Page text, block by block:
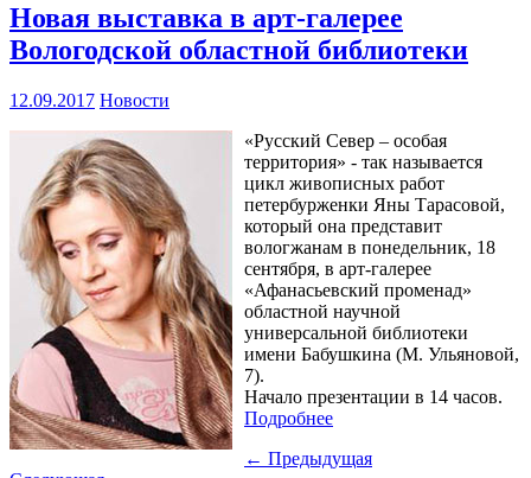
Новая выставка в арт-галерее
Вологодской областной библиотеки
12.09.2017 Новости
«Русский Север – особая
территория» - так называется
цикл живописных работ
петербурженки Яны Тарасовой,
который она представит
вологжанам в понедельник, 18
сентября, в арт-галерее
«Афанасьевский променад»
областной научной
универсальной библиотеки
имени Бабушкина (М. Ульяновой,
7).
Начало презентации в 14 часов.
Подробнее
← Предыдущая